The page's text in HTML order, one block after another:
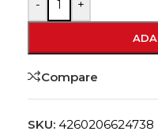
- +
Compare
SKU: 4260206624738